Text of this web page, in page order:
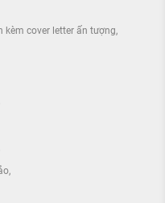
kèm cover letter ấn tượng